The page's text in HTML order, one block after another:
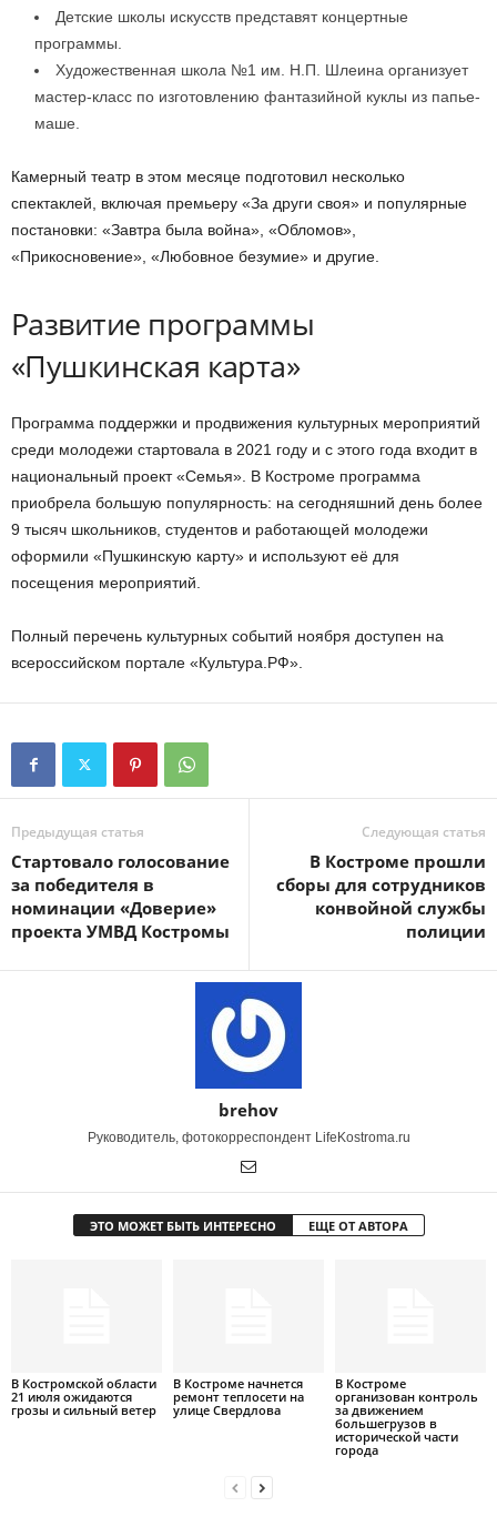
Детские школы искусств представят концертные
программы.
Художественная школа №1 им. Н.П. Шлеина организует
мастер-класс по изготовлению фантазийной куклы из папье-
маше.
Камерный театр в этом месяце подготовил несколько
спектаклей, включая премьеру «За други своя» и популярные
постановки: «Завтра была война», «Обломов»,
«Прикосновение», «Любовное безумие» и другие.
Развитие программы
«Пушкинская карта»
Программа поддержки и продвижения культурных мероприятий
среди молодежи стартовала в 2021 году и с этого года входит в
национальный проект «Семья». В Костроме программа
приобрела большую популярность: на сегодняшний день более
9 тысяч школьников, студентов и работающей молодежи
оформили «Пушкинскую карту» и используют её для
посещения мероприятий.
Полный перечень культурных событий ноября доступен на
всероссийском портале «Культура.РФ».
Предыдущая статья
Стартовало голосование
за победителя в
номинации «Доверие»
проекта УМВД Костромы
Следующая статья
В Костроме прошли
сборы для сотрудников
конвойной службы
полиции
brehov
Руководитель, фотокорреспондент LifeKostroma.ru
ЭТО МОЖЕТ БЫТЬ ИНТЕРЕСНО ЕЩЕ ОТ АВТОРА
В Костромской области
21 июля ожидаются
грозы и сильный ветер
В Костроме начнется
ремонт теплосети на
улице Свердлова
В Костроме
организован контроль
за движением
большегрузов в
исторической части
города